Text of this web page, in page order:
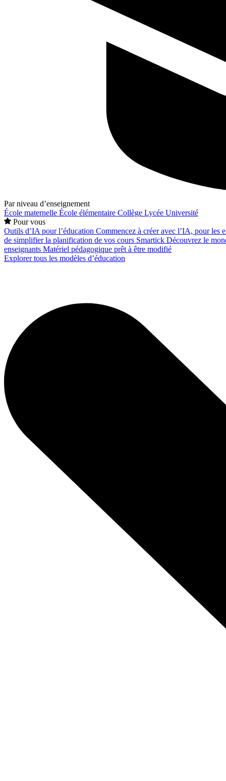
Par niveau d’enseignement
École maternelle École élémentaire Collège Lycée Université
Pour vous
Outils d’IA pour l’éducation Commencez à créer avec l’IA, pour les
de simplifier la planification de vos cours Smartick Découvrez le
enseignants Matériel pédagogique prêt à être modifié
Explorer tous les modèles d’éducation